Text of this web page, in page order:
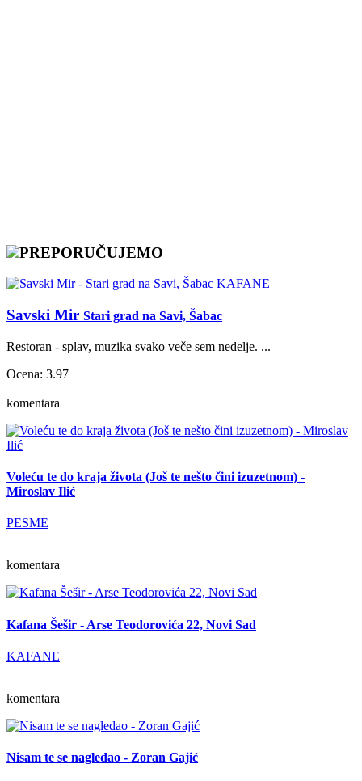
PREPORUČUJEMO
KAFANE
Savski Mir Stari grad na Savi, Šabac
Restoran - splav, muzika svako veče sem nedelje. ...
Ocena: 3.97
komentara
Voleću te do kraja života (Još te nešto čini izuzetnom) -
Miroslav Ilić
PESME
komentara
Kafana Šešir - Arse Teodorovića 22, Novi Sad
KAFANE
komentara
Nisam te se nagledao - Zoran Gajić